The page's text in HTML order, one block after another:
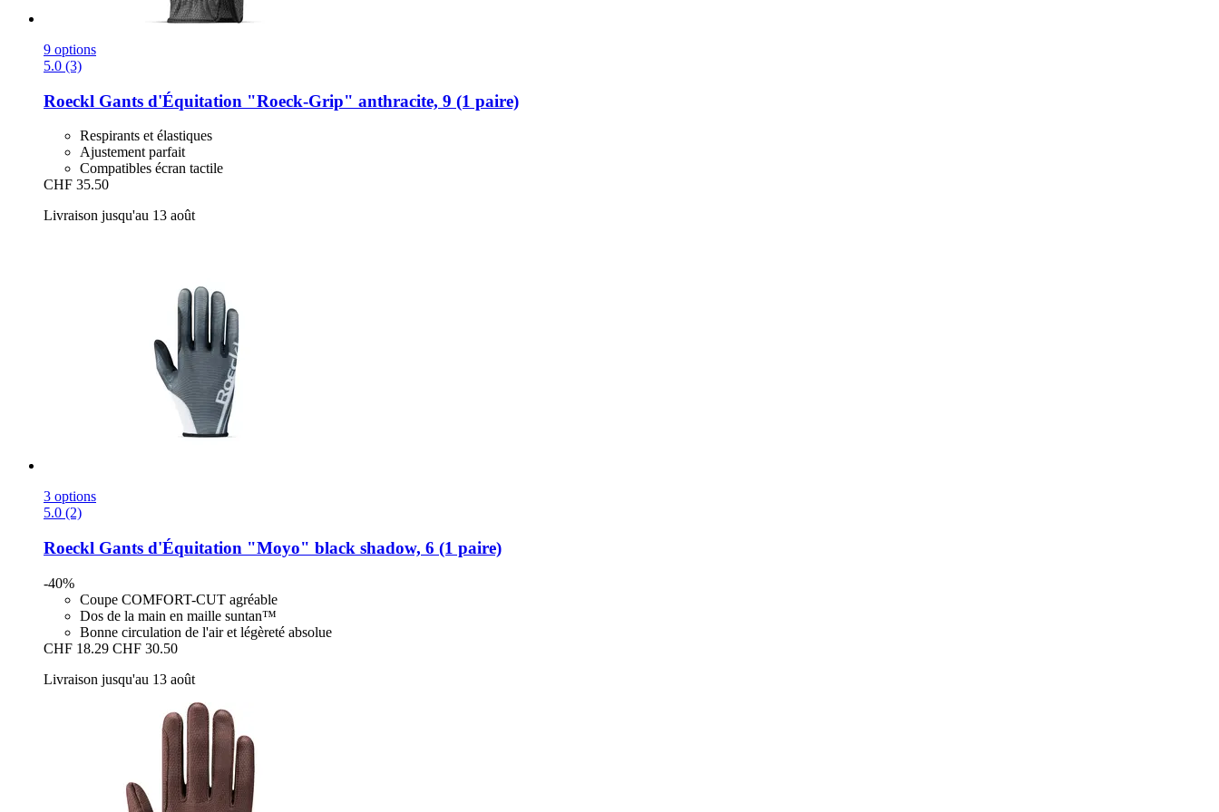
9 options
5.0 (3)
Roeckl Gants d'Équitation "Roeck-​Grip" anthracite, 9 (1 paire)
Respirants et élastiques
Ajustement parfait
Compatibles écran tactile
CHF 35.50
Livraison jusqu'au 13 août
3 options
5.0 (2)
Roeckl Gants d'Équitation "Moyo" black shadow, 6 (1 paire)
-40%
Coupe COMFORT-CUT agréable
Dos de la main en maille suntan™
Bonne circulation de l'air et légèreté absolue
CHF 18.29 CHF 30.50
Livraison jusqu'au 13 août